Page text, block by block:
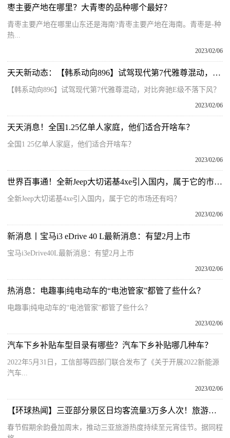
枣主要产地在哪里？大青枣的品种哪个最好？
青枣主要产地在哪里山东还是海南?青枣主要产地在海南。青枣是-种
热...
2023/02/06
天天新动态：【韩系动向896】试驾现代第7代雅尊混动，对比奔驰E级不落下风？
【韩系动向896】试驾现代第7代雅尊混动，对比奔驰E级不落下风？
2023/02/06
天天消息！全国1.25亿单人家庭，他们适合开啥车？
全国1 25亿单人家庭，他们适合开啥车？
2023/02/06
世界百事通！全新Jeep大切诺基4xe引入国内，属于它的市场还有吗？
全新Jeep大切诺基4xe引入国内，属于它的市场还有吗？
2023/02/06
新消息丨宝马i3 eDrive 40 L最新消息：有望2月上市
宝马i3eDrive40L最新消息：有望2月上市
2023/02/06
热消息：电趣事|纯电动车的“电池管家”都管了些什么？
电趣事|纯电动车的“电池管家”都管了些什么？
2023/02/06
汽车下乡补贴车型目录有哪些？汽车下乡补贴哪几种车？
2022年5月31日，工信部等四部门联合发布了《关于开展2022新能源
汽车...
2023/02/06
【环球热闻】三亚部分景区日均客流量3万多人次！旅游现“长尾效应”
春节假期余韵叠加周末，推动三亚旅游热度持续至元宵佳节。据同程